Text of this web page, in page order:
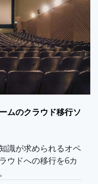
ムのクラウド移行ソ
識が求められるオペ
ウドへの移行を6カ